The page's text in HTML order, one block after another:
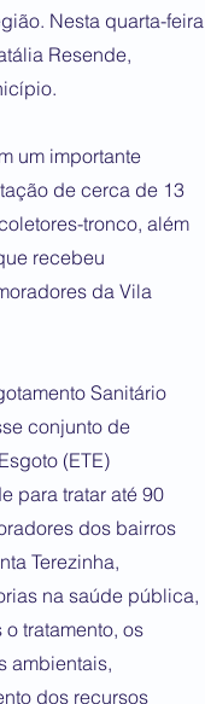
Nesta quarta-feira
Resende,
um importante
de cerca de 13
tronco, além
recebeu
da Vila
Sanitário
conjunto de
(ETE)
para tratar até 90
dos bairros
Terezinha,
na saúde pública,
tratamento, os
ambientais,
dos recursos